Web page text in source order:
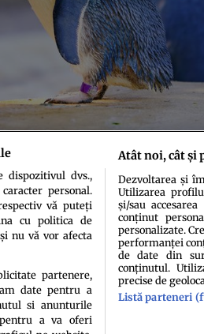
Politica de cookiesTermeni şi
dispozitivul dvs.,
personal.
vă puteți
cu politica de
nu vă vor afecta
partenere,
date pentru a
si anunturile
a va oferi
Atât noi, cât și
Dezvoltarea și
Utilizarea
și/sau
conținut
personalizate.
performanței
de date din
conținutul.
precise de
Listă parteneri